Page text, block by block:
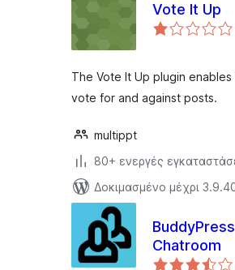
Vote It Up
The Vote It Up plugin
vote for and against posts.
multippt
80+ ενεργές
Δοκιμασμένο μέχρι
Chatroom